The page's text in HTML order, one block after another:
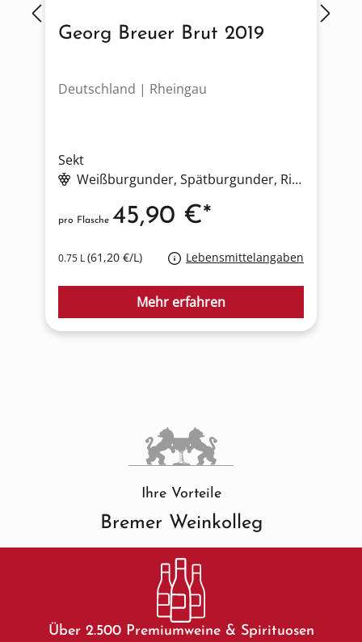
Georg Breuer Brut 2019
Deutschland | Rheingau
Sekt
Weißburgunder, Spätburgunder, Riesling
0.75 L(61,20 €/L) Lebensmittelangaben
pro Flasche 45,90 €*
Mehr erfahren
Ihre Vorteile
Bremer Weinkolleg
Über 2.500 Premiumweine & Spirituosen